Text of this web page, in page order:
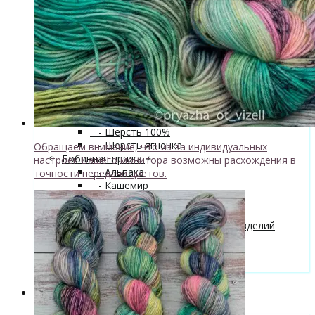
superwash 20% нейлон
↘ Sock, 75% Меринос 25% Нейлон,
300м/100г
- Хлопок
- Шелк+
↘ Cleo 50% шелк 50% меринос
600м/100гНовинка!
↘ Бурет, 100% буретный шелк,
190м/100г
- Шерсть 100%
- Шерсть ягненка
Бобинная пряжа+
- Альпака
- Кашемир
- Мериносовая шерсть
- Пряжа с кид мохером
Мастер-классы и описания вязаных изделий
Инструменты и аксессуары+
- Конусы для пряжи
Одежда TieDye
Блог о вязании
Обращаем внимание, что из-за индивидуальных
настроек Вашего монитора возможны расхождения в
точности передачи цветов.